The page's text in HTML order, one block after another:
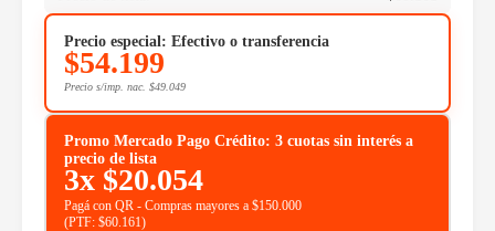
Precio especial: Efectivo o transferencia
$54.199
Precio s/imp. nac. $49.049
Promo Mercado Pago Crédito: 3 cuotas sin interés a
precio de lista
3x $20.054
Pagá con QR - Compras mayores a $150.000
(PTF: $60.161)